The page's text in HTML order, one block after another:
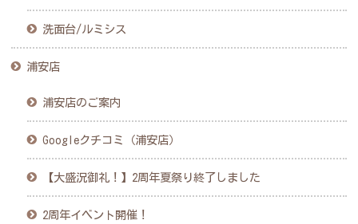
洗面台/ルミシス
浦安店
浦安店のご案内
Googleクチコミ（浦安店）
【大盛況御礼！】2周年夏祭り終了しました
2周年イベント開催！